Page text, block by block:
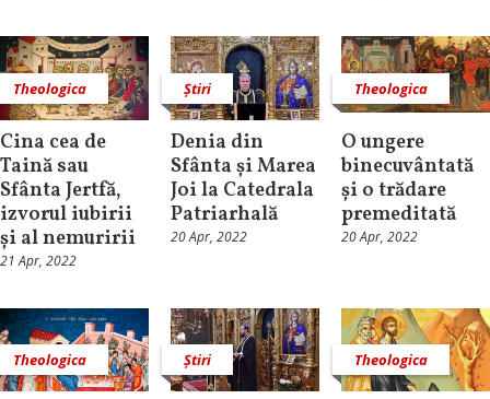
Theologica
Cina cea de
Taină sau
Sfânta Jertfă,
izvorul iubirii
și al nemuririi
21 Apr, 2022
Știri
Denia din
Sfânta și Marea
Joi la Catedrala
Patriarhală
20 Apr, 2022
Theologica
O ungere
binecuvântată
și o trădare
premeditată
20 Apr, 2022
Theologica Știri Theologica